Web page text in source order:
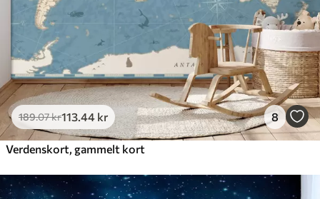
189.07kr113.44 kr 8
Verdenskort, gammelt kort